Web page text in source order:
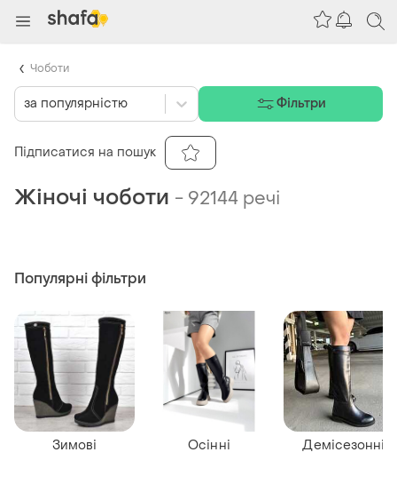
Жіночі чоботи - 92144 речі
Популярні фільтри
Зимові Осінні Демісезонні
за популярністю Фільтри
Підписатися на пошук
Чоботи